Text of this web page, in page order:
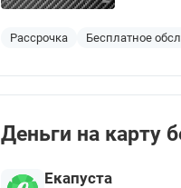
Рассрочка Бесплатное
Деньги на карту
Екапуста